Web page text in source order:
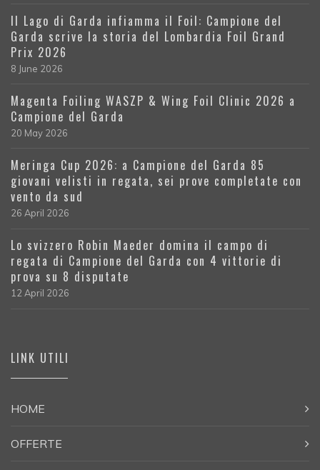
Il Lago di Garda infiamma il Foil: Campione del
Garda scrive la storia del Lombardia Foil Grand
Prix 2026
8 June 2026
Magenta Foiling WASZP & Wing Foil Clinic 2026 a
Campione del Garda
20 May 2026
Meringa Cup 2026: a Campione del Garda 85
giovani velisti in regata, sei prove completate con
vento da sud
26 April 2026
Lo svizzero Robin Maeder domina il campo di
regata di Campione del Garda con 4 vittorie di
prova su 8 disputate
12 April 2026
LINK UTILI
HOME
OFFERTE